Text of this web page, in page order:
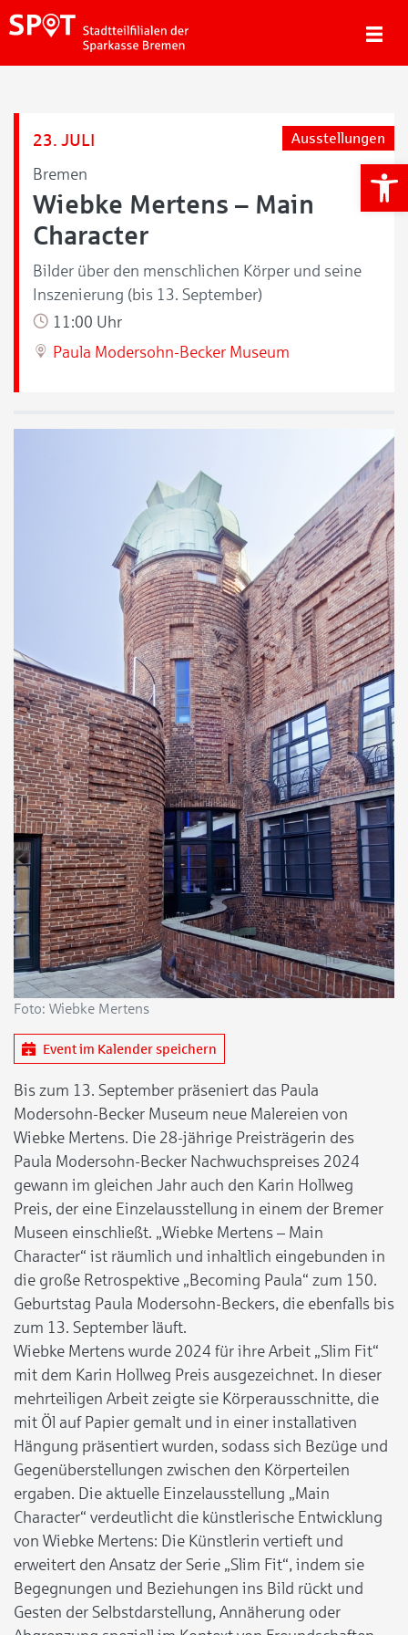
23. JULI
Bremen
Ausstellungen
Wiebke Mertens – Main
Character
Bilder über den menschlichen Körper und seine
Inszenierung (bis 13. September)
11:00 Uhr
Paula Modersohn-Becker Museum
Foto: Wiebke Mertens
Event im Kalender speichern
Bis zum 13. September präseniert das Paula
Modersohn-Becker Museum neue Malereien von
Wiebke Mertens. Die 28-jährige Preisträgerin des
Paula Modersohn-Becker Nachwuchspreises 2024
gewann im gleichen Jahr auch den Karin Hollweg
Preis, der eine Einzelausstellung in einem der Bremer
Museen einschließt. „Wiebke Mertens – Main
Character“ ist räumlich und inhaltlich eingebunden in
die große Retrospektive „Becoming Paula“ zum 150.
Geburtstag Paula Modersohn-Beckers, die ebenfalls bis
zum 13. September läuft.
Wiebke Mertens wurde 2024 für ihre Arbeit „Slim Fit“
mit dem Karin Hollweg Preis ausgezeichnet. In dieser
mehrteiligen Arbeit zeigte sie Körperausschnitte, die
mit Öl auf Papier gemalt und in einer installativen
Hängung präsentiert wurden, sodass sich Bezüge und
Gegenüberstellungen zwischen den Körperteilen
ergaben. Die aktuelle Einzelausstellung „Main
Character“ verdeutlicht die künstlerische Entwicklung
von Wiebke Mertens: Die Künstlerin vertieft und
erweitert den Ansatz der Serie „Slim Fit“, indem sie
Begegnungen und Beziehungen ins Bild rückt und
Gesten der Selbstdarstellung, Annäherung oder